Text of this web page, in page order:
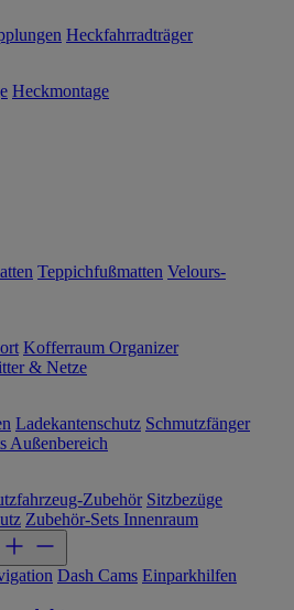
Heckfahrradträger
Heckmontage
Teppichfußmatten Velours-
Kofferraum Organizer
& Netze
Ladekantenschutz Schmutzfänger
Außenbereich
Zubehör Sitzbezüge
Zubehör-Sets Innenraum
Dash Cams Einparkhilfen